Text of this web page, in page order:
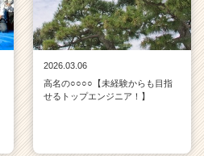
2026.03.06
高名の○○○○【未経験からも目指
せるトップエンジニア！】